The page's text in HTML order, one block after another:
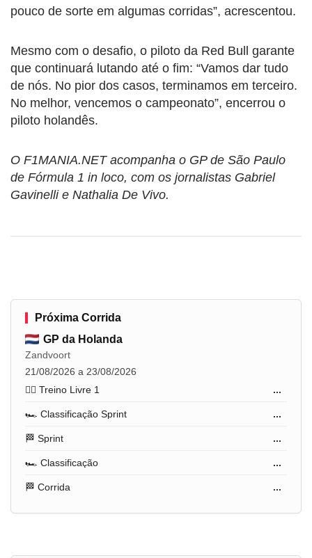
pouco de sorte em algumas corridas”, acrescentou.
Mesmo com o desafio, o piloto da Red Bull garante
que continuará lutando até o fim: “Vamos dar tudo
de nós. No pior dos casos, terminamos em terceiro.
No melhor, vencemos o campeonato”, encerrou o
piloto holandês.
O F1MANIA.NET acompanha o GP de São Paulo
de Fórmula 1 in loco, com os jornalistas Gabriel
Gavinelli e Nathalia De Vivo.
Próxima Corrida
GP da Holanda
Zandvoort
21/08/2026 a 23/08/2026
🏋️‍♂️ Treino Livre 1
...
🏎️ Classificação Sprint ...
🏁 Sprint ...
🏎️ Classificação ...
🏁 Corrida ...